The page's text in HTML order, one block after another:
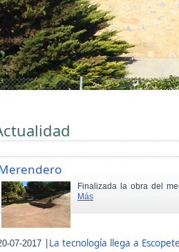
Finalizada la obra del
Más
07-2017 |La tecnología llega a Escopete